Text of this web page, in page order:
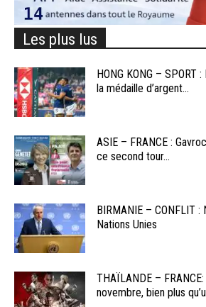
Les plus lus
HONG KONG – SPORT
la médaille d’argent...
ASIE – FRANCE :
ce second tour...
BIRMANIE – CONFLIT
Nations Unies
THAÏLANDE –
novembre, bien plus